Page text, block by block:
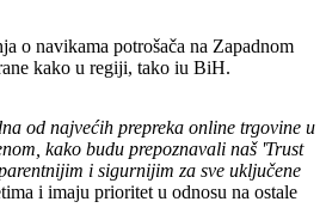
o navikama potrošača na Zapadnom
kako u regiji, tako iu BiH.
od najvećih prepreka online trgovine u
kako budu prepoznavali naš 'Trust
i sigurnijim za sve uključene
i imaju prioritet u odnosu na ostale